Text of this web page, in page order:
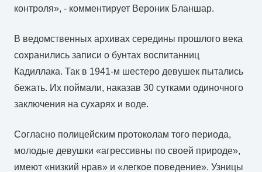
контроля», - комментирует Вероник Бланшар.
В ведомственных архивах середины прошлого века
сохранились записи о бунтах воспитанниц
Кадиллака. Так в 1941-м шестеро девушек пытались
бежать. Их поймали, наказав 30 сутками одиночного
заключения на сухарях и воде.
Согласно полицейским протоколам того периода,
молодые девушки «агрессивны по своей природе»,
имеют «низкий нрав» и «легкое поведение». Узницы